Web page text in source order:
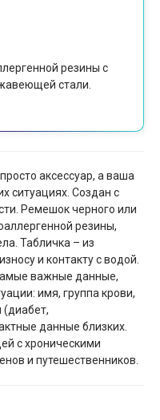
резины с
стали.
аксессуар, а ваша
ситуациях. Создан с
Ремешок черного или
резины,
Табличка – из
и контакту с водой.
важные данные,
имя, группа крови,
(диабет,
данные близких.
с хроническими
и путешественников.